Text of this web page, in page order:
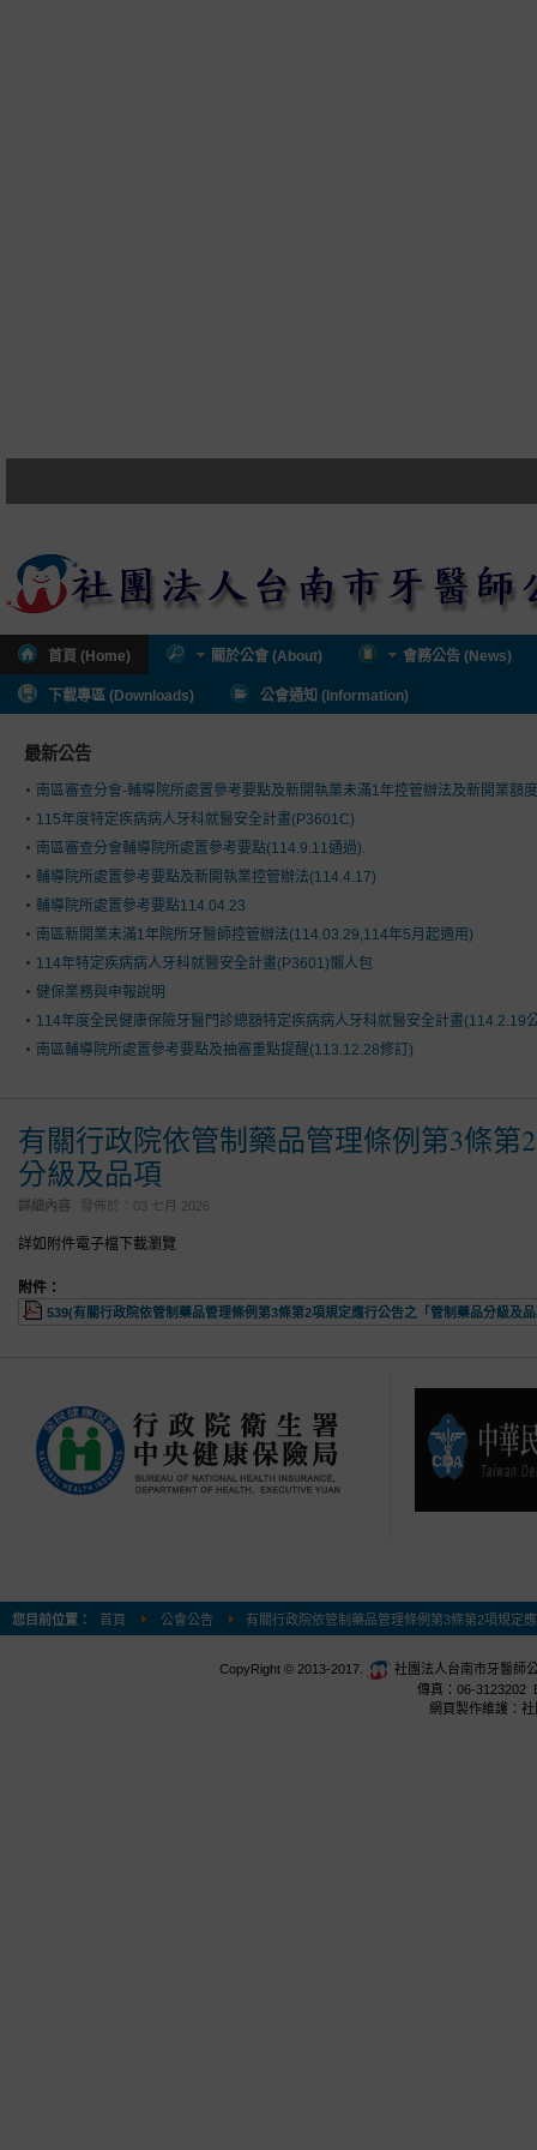
首頁 (Home) 關於公會 (About) 會務公告 (News)
下載專區 (Downloads) 公會通知 (Information)
最新公告
南區審查分會-輔導院所處置參考要點及新開執業未滿1年控管辦法及新開業額
115年度特定疾病病人牙科就醫安全計畫(P3601C)
南區審查分會輔導院所處置參考要點(114.9.11通過).
輔導院所處置參考要點及新開執業控管辦法(114.4.17)
輔導院所處置參考要點114.04.23
南區新開業未滿1年院所牙醫師控管辦法(114.03.29,114年5月起適用)
114年特定疾病病人牙科就醫安全計畫(P3601)懶人包
健保業務與申報說明
114年度全民健康保險牙醫門診總額特定疾病病人牙科就醫安全計畫(114.2.19
南區輔導院所處置參考要點及抽審重點提醒(113.12.28修訂)
有關行政院依管制藥品管理條例第3條
分級及品項
詳細內容 發佈於： 03 七月 2026
詳如附件電子檔下載瀏覽
附件：
539(有關行政院依管制藥品管理條例第3條第2項規定應行公告之「管制藥品分級及
您目前位置： 首頁 公會公告 有關行政院依管制藥品管理條例第3條第2項規定
CopyRight © 2013-2017.
社團法人台南市牙醫師
傳真：06-3123202
網頁製作維護：